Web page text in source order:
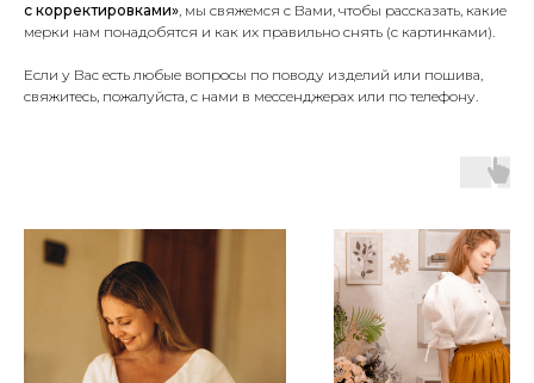
с корректировками», мы свяжемся с Вами, чтобы рассказать, какие
мерки нам понадобятся и как их правильно снять (с картинками).
Если у Вас есть любые вопросы по поводу изделий или пошива,
свяжитесь, пожалуйста, с нами в мессенджерах или по телефону.